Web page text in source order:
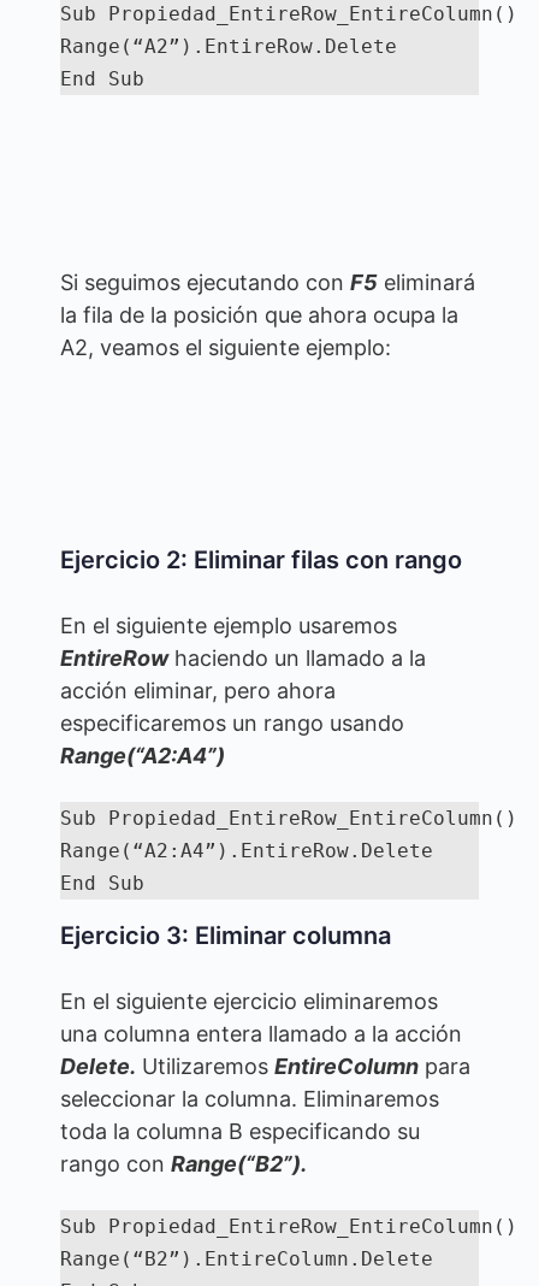
Sub Propiedad_EntireRow_EntireColumn()
Range(“A2”).EntireRow.Delete
End Sub
Si seguimos ejecutando con F5 eliminará
la fila de la posición que ahora ocupa la
A2, veamos el siguiente ejemplo:
Ejercicio 2: Eliminar filas con rango
En el siguiente ejemplo usaremos
EntireRowhaciendo un llamado a la
acción eliminar, pero ahora
especificaremos un rango usando
Range(“A2:A4”)
Sub Propiedad_EntireRow_EntireColumn()
Range(“A2:A4”).EntireRow.Delete
End Sub
Ejercicio 3: Eliminar columna
En el siguiente ejercicio eliminaremos
una columna entera llamado a la acción
Delete. Utilizaremos EntireColumn para
seleccionar la columna. Eliminaremos
toda la columna B especificando su
rango con Range(“B2”).
Sub Propiedad_EntireRow_EntireColumn()
Range(“B2”).EntireColumn.Delete